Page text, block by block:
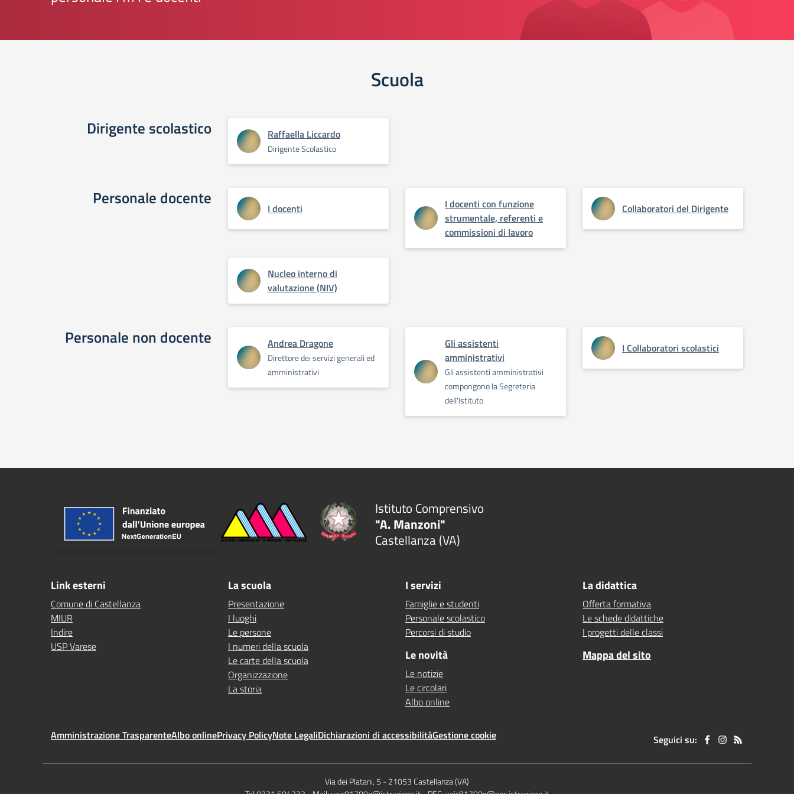
Scuola
Dirigente scolastico Raffaella Liccardo
Dirigente Scolastico
Personale docente I docenti
I docenti con funzione
strumentale, referenti e
commissioni di lavoro
Collaboratori del Dirigente
Nucleo interno di
valutazione (NIV)
Personale non docente Andrea Dragone
Direttore dei servizi generali ed
amministrativi
Gli assistenti
amministrativi
Gli assistenti amministrativi
compongono la Segreteria
dell'Istituto
I Collaboratori scolastici
Istituto Comprensivo
"A. Manzoni"
Castellanza (VA)
Link esterni
Comune di Castellanza
MIUR
Indire
USP Varese
La scuola
Presentazione
I luoghi
Le persone
I numeri della scuola
Le carte della scuola
Organizzazione
La storia
I servizi
Famiglie e studenti
Personale scolastico
Percorsi di studio
Le novità
Le notizie
Le circolari
Albo online
La didattica
Offerta formativa
Le schede didattiche
I progetti delle classi
Mappa del sito
Amministrazione TrasparenteAlbo onlinePrivacy PolicyNote LegaliDichiarazioni di accessibilitàGestione cookie Seguici su:
Via dei Platani, 5 -21053 Castellanza (VA)